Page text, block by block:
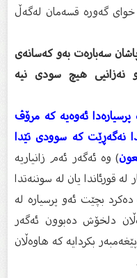
گەورە قسەمان لەگەڵ
سەبارەت بەو کەسانەى
هیچ سودی نیە
ئەوەیە كە مرۆڤ
نەگەڕێت كە سوودی تێدا
) وە ئەگەر ئەم زانیاریە
قورئاندا یان لە سوننەتدا
بچێت ئەو پرسیارە لە
دلخۆش دەبوون ئەگەر
بكردایە كە هاوەڵان